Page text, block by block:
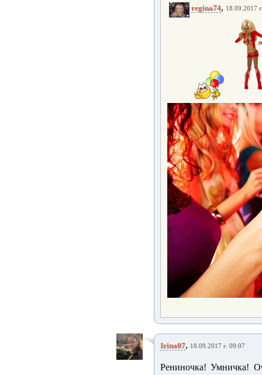
regina74, 18.09.2017
Irina07, 18.09.2017 г. 09:07
Рениночка! Умничка!